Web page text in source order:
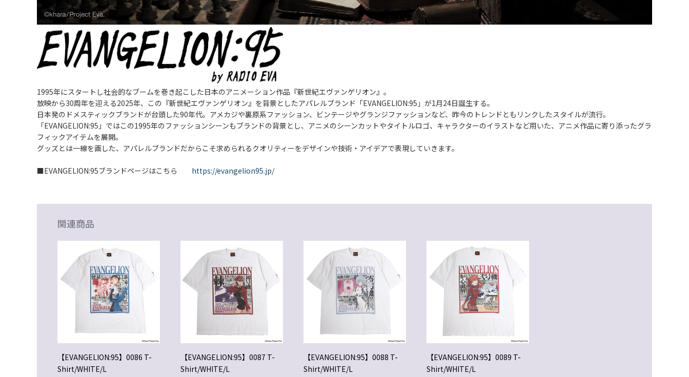
1995年にスタートし社会的なブームを巻き起こした日本のアニメーション作品『新世紀エヴァンゲリオン』。
放映から30周年を迎える2025年、この『新世紀エヴァンゲリオン』を背景としたアパレルブランド「EVANGELION:95」が1月24日誕生する。
日本発のドメスティックブランドが台頭した90年代。アメカジや裏原系ファッション、ビンテージやグランジファッションなど、昨今のトレンドともリンクしたスタイルが流行。
「EVANGELION:95」ではこの1995年のファッションシーンもブランドの背景とし、アニメのシーンカットやタイトルロゴ、キャラクターのイラストなど用いた、アニメ作品に寄り添ったグラ
フィックアイテムを展開。
グッズとは一線を画した、アパレルブランドだからこそ求められるクオリティーをデザインや技術・アイデアで表現していきます。
■EVANGELION:95ブランドページはこちら https://evangelion95.jp/
関連商品
【EVANGELION:95】0086 T-
Shirt/WHITE/L
【EVANGELION:95】0087 T-
Shirt/WHITE/L
【EVANGELION:95】0088 T-
Shirt/WHITE/L
【EVANGELION:95】0089 T-
Shirt/WHITE/L